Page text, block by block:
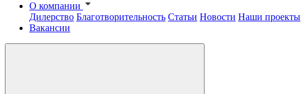
О компании
Дилерство Благотворительность Статьи Новости Наши проекты
Вакансии